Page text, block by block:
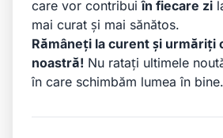
care vor contribuiîn fiecare zi
mai curat și mai sănătos.
Rămâneți la curent și urmăriți
noastră! Nu ratați ultimele
în care schimbăm lumea în bine.